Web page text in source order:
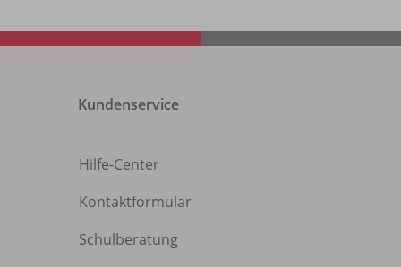
Kundenservice
Hilfe-Center
Kontaktformular
Schulberatung